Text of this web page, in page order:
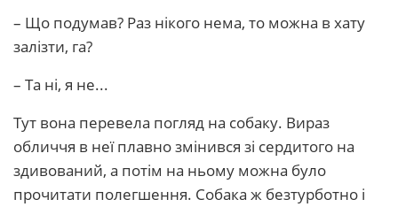
– Що подумав? Раз нікого нема, то можна в хату
залізти, га?
– Та ні, я не...
Тут вона перевела погляд на собаку. Вираз
обличчя в неї плавно змінився зі сердитого на
здивований, а потім на ньому можна було
прочитати полегшення. Собака ж безтурботно і